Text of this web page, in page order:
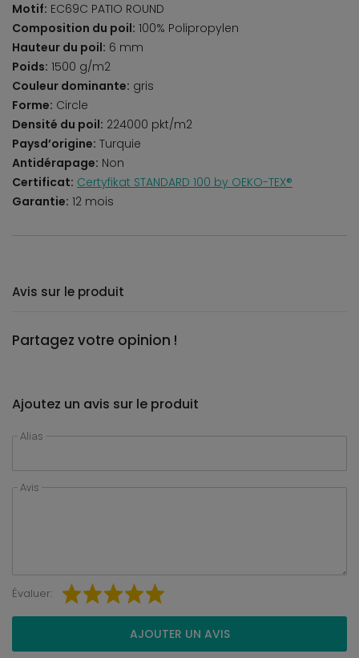
Motif: EC69C PATIO ROUND
Composition du poil: 100% Polipropylen
Hauteur du poil: 6 mm
Poids: 1500 g/m2
Couleur dominante: gris
Forme: Circle
Densité du poil: 224000 pkt/m2
Paysd’origine: Turquie
Antidérapage: Non
Certificat: Certyfikat STANDARD 100 by OEKO-TEX®
Garantie: 12 mois
Avis sur le produit
Partagez votre opinion !
Ajoutez un avis sur le produit
Alias
Avis
Évaluer:
AJOUTER UN AVIS